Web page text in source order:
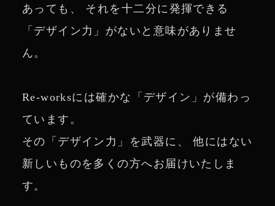
あっても、 それを十二分に発揮できる
「デザイン力」がないと意味がありませ
ん。
Re-worksには確かな「デザイン」が備わっ
ています。
その「デザイン力」を武器に、 他にはない
新しいものを多くの方へお届けいたしま
す。